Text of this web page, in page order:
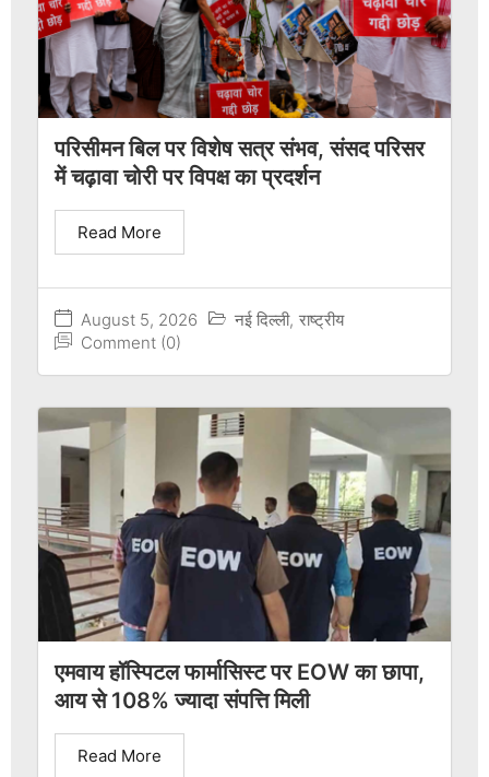
परिसीमन बिल पर विशेष सत्र संभव, संसद परिसर
में चढ़ावा चोरी पर विपक्ष का प्रदर्शन
August 5, 2026 नई दिल्ली, राष्ट्रीय
Comment (0)
Read More
एमवाय हॉस्पिटल फार्मासिस्ट पर EOW का छापा,
आय से 108% ज्यादा संपत्ति मिली
Read More